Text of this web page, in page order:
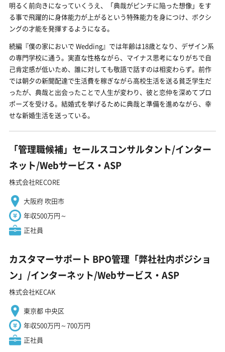
明るく前向きになっていくうえ、「典哉がピンチに陥った想像」をす
る事で飛躍的に身体能力が上がるという特殊能力を身につけ、ボクシ
ングの才能を発揮するようになる。
続編『僕の家においで Wedding』では年齢は18歳となり、デザイン系
の専門学校に通う。実直な性格ながら、マイナス思考になりがちで自
己肯定感が低いため、誰に対しても敬語で話すのは相変わらず。前作
では朝夕の新聞配達で生活費を稼ぎながら高校生活を送る貧乏学生だ
ったが、典哉と出会ったことで人生が変わり、彼と恋仲を深めてプロ
ポーズを受ける。結婚式を挙げるために典哉と準備を進めながら、幸
せな新婚生活を送っている。
「管理職候補」セールスコンサルタント/インター
ネット/Webサービス・ASP
株式会社RECORE
大阪府 吹田市
年収500万円～
正社員
カスタマーサポート BPO管理「弊社社内ポジショ
ン」/インターネット/Webサービス・ASP
株式会社KECAK
東京都 中央区
年収500万円～700万円
正社員